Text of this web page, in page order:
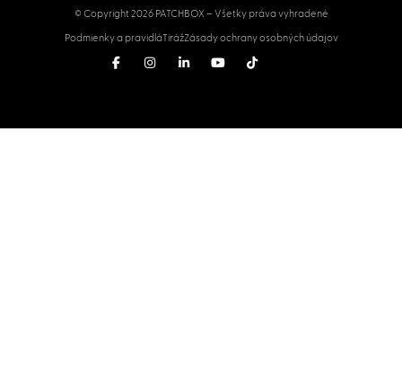
© Copyright 2026 PATCHBOX – Všetky práva vyhradené
Podmienky a pravidláTirážZásady ochrany osobných údajov